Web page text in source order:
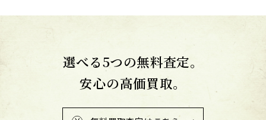
選べる5つの無料査定。
安心の高価買取。